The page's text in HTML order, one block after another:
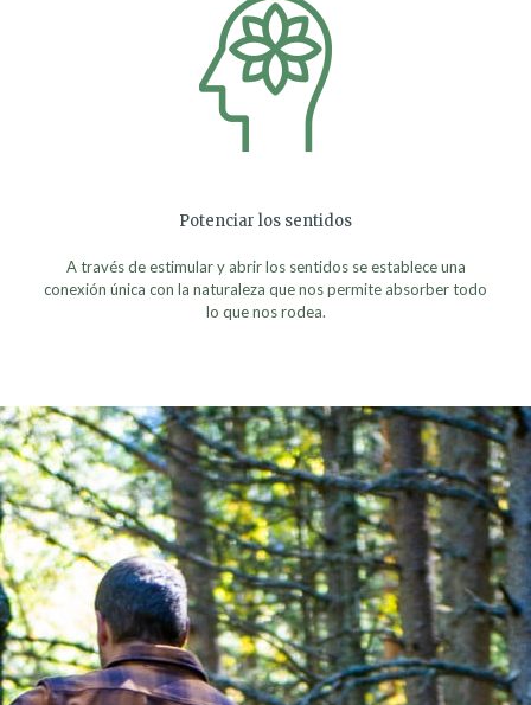
Potenciar los sentidos
A través de estimular y abrir los sentidos se establece una
conexión única con la naturaleza que nos permite absorber todo
lo que nos rodea.